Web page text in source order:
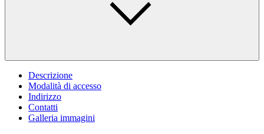
Descrizione
Modalità di accesso
Indirizzo
Contatti
Galleria immagini